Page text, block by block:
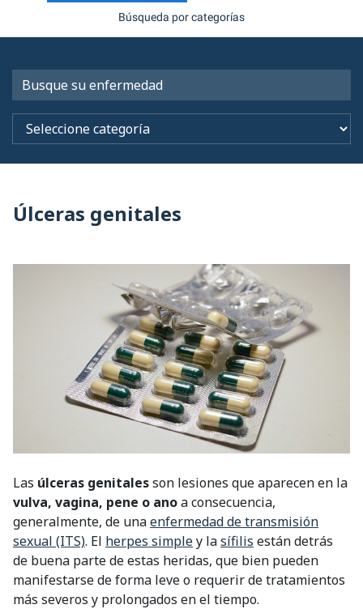
Búsqueda por categorías
Úlceras genitales
Las úlceras genitalesson lesiones que aparecen en la
vulva, vagina, pene o anoa consecuencia,
generalmente, de unaenfermedad de transmisión
sexual (ITS). El herpes simpley lasífilis están detrás
de buena parte de estas heridas, que bien pueden
manifestarse de forma leve o requerir de tratamientos
más severos y prolongados en el tiempo.